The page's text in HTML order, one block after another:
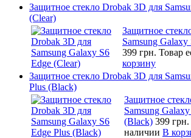
Защитное стекло Drobak 3D для
(Clear)
Защитное
Samsung
399 грн. Товар
корзину
Защитное стекло Drobak 3D для
Plus (Black)
Защитное
Samsung
(Black) 399 грн.
наличии В